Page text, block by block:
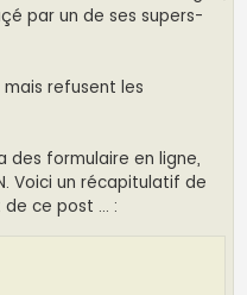
par un de ses supers-
refusent les
des formulaire en ligne,
Voici un récapitulatif de
ce post ... :